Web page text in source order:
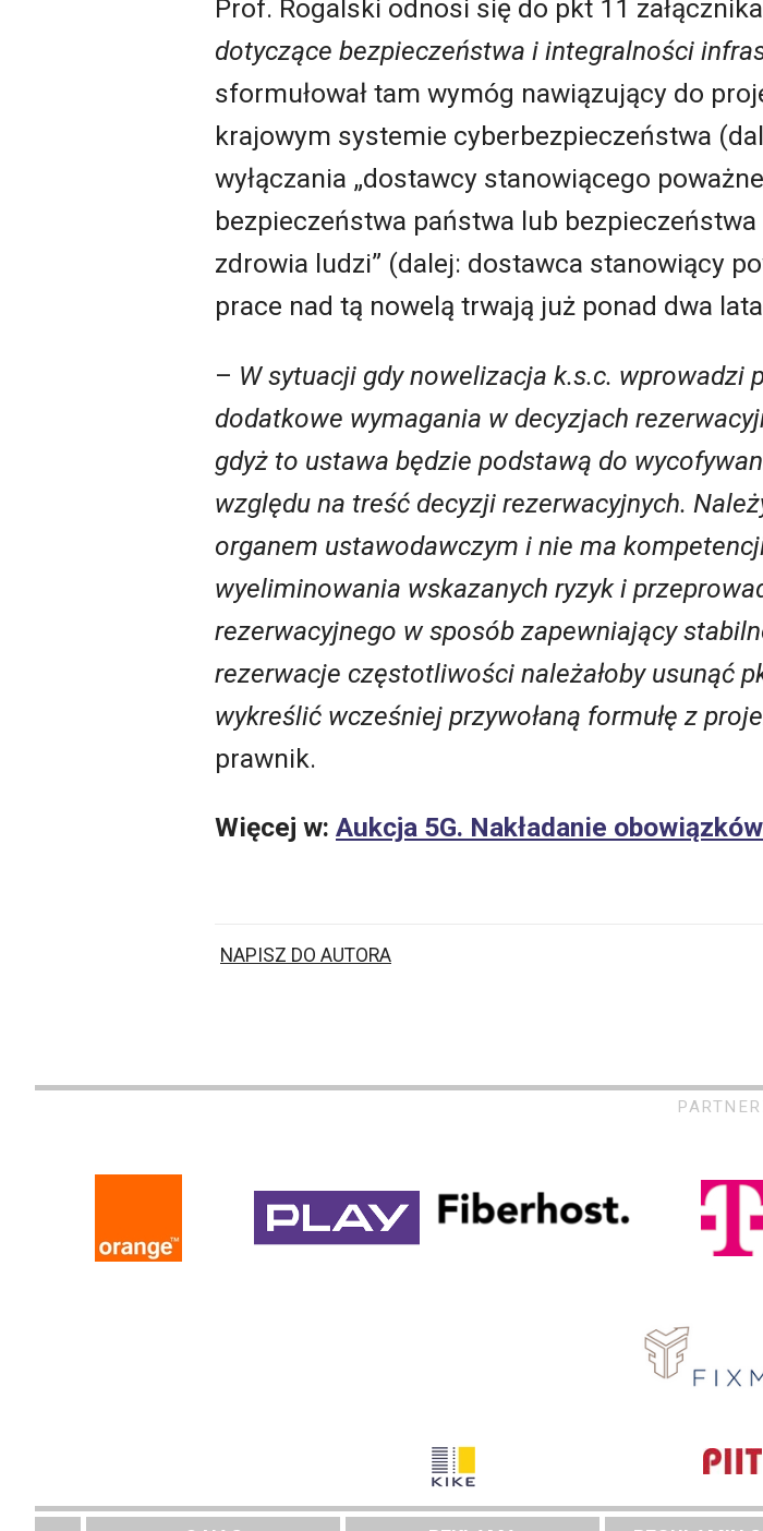
Prof. Rogalski odnosi się do pkt 11
dotyczące bezpieczeństwa i integralności
sformułował tam wymóg nawiązujący do
krajowym systemie cyberbezpieczeństwa
wyłączania „dostawcy stanowiącego
bezpieczeństwa państwa lub
zdrowia ludzi” (dalej: dostawca stanowiący
prace nad tą nowelą trwają już ponad dwa
– W sytuacji gdy nowelizacja k.s.c. wprowadzi
dodatkowe wymagania w decyzjach
gdyż to ustawa będzie podstawą do
względu na treść decyzji rezerwacyjnych.
organem ustawodawczym i nie ma
wyeliminowania wskazanych ryzyk i
rezerwacyjnego w sposób zapewniający
rezerwacje częstotliwości należałoby usunąć
wykreślić wcześniej przywołaną formułę z
prawnik.
Więcej w: Aukcja 5G. Nakładanie
NAPISZ DO AUTORA